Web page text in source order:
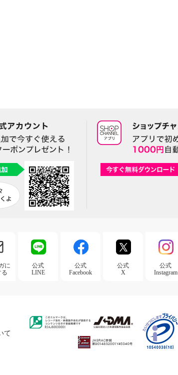
に
る
公式
LINE
公式
Facebook
公式
X
公式
Instagram
て